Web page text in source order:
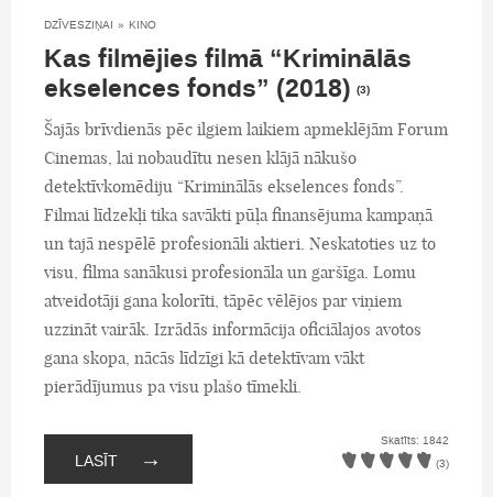
DZĪVESZIŅAI » KINO
Kas filmējies filmā “Kriminālās
ekselences fonds” (2018) (3)
Šajās brīvdienās pēc ilgiem laikiem apmeklējām Forum
Cinemas, lai nobaudītu nesen klājā nākušo
detektīvkomēdiju “Kriminālās ekselences fonds”.
Filmai līdzekļi tika savākti pūļa finansējuma kampaņā
un tajā nespēlē profesionāli aktieri. Neskatoties uz to
visu, filma sanākusi profesionāla un garšīga. Lomu
atveidotāji gana kolorīti, tāpēc vēlējos par viņiem
uzzināt vairāk. Izrādās informācija oficiālajos avotos
gana skopa, nācās līdzīgi kā detektīvam vākt
pierādījumus pa visu plašo tīmekli.
LASĪT →
Skatīts: 1842
(3)